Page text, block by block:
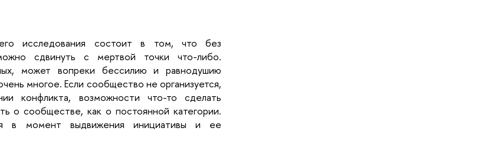
исследования состоит в том, что без
сдвинуть с мертвой точки что-либо.
может вопреки бессилию и равнодушию
многое. Если сообщество не организуется,
конфликта, возможности что-то сделать
о сообществе, как о постоянной категории.
в момент выдвижения инициативы и ее